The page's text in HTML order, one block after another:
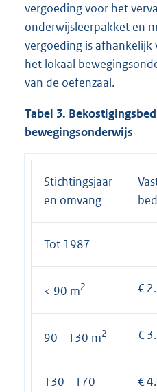
vergoeding voor het
onderwijsleerpakket en
vergoeding is afhankelijk
het lokaal
van de oefenzaal.
Tabel 3.
bewegingsonderwijs
Stichtingsjaar
en omvang
Tot 1987
< 90 m2 €
90 - 130 m2 €
130 - 170
€